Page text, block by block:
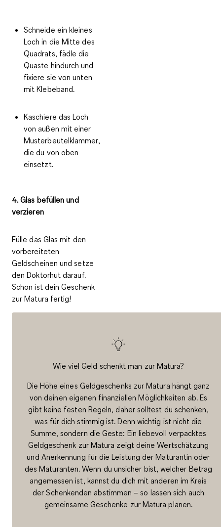
Schneide ein kleines
Loch in die Mitte des
Quadrats, fädle die
Quaste hindurch und
fixiere sie von unten
mit Klebeband.
Kaschiere das Loch
von außen mit einer
Musterbeutelklammer,
die du von oben
einsetzt.
4. Glas befüllen und
verzieren
Fülle das Glas mit den
vorbereiteten
Geldscheinen und setze
den Doktorhut darauf.
Schon ist dein Geschenk
zur Matura fertig!
Wie viel Geld schenkt man zur Matura?
Die Höhe eines Geldgeschenks zur Matura hängt ganz
von deinen eigenen finanziellen Möglichkeiten ab. Es
gibt keine festen Regeln, daher solltest du schenken,
was für dich stimmig ist. Denn wichtig ist nicht die
Summe, sondern die Geste: Ein liebevoll verpacktes
Geldgeschenk zur Matura zeigt deine Wertschätzung
und Anerkennung für die Leistung der Maturantin oder
des Maturanten. Wenn du unsicher bist, welcher Betrag
angemessen ist, kannst du dich mit anderen im Kreis
der Schenkenden abstimmen – so lassen sich auch
gemeinsame Geschenke zur Matura planen.